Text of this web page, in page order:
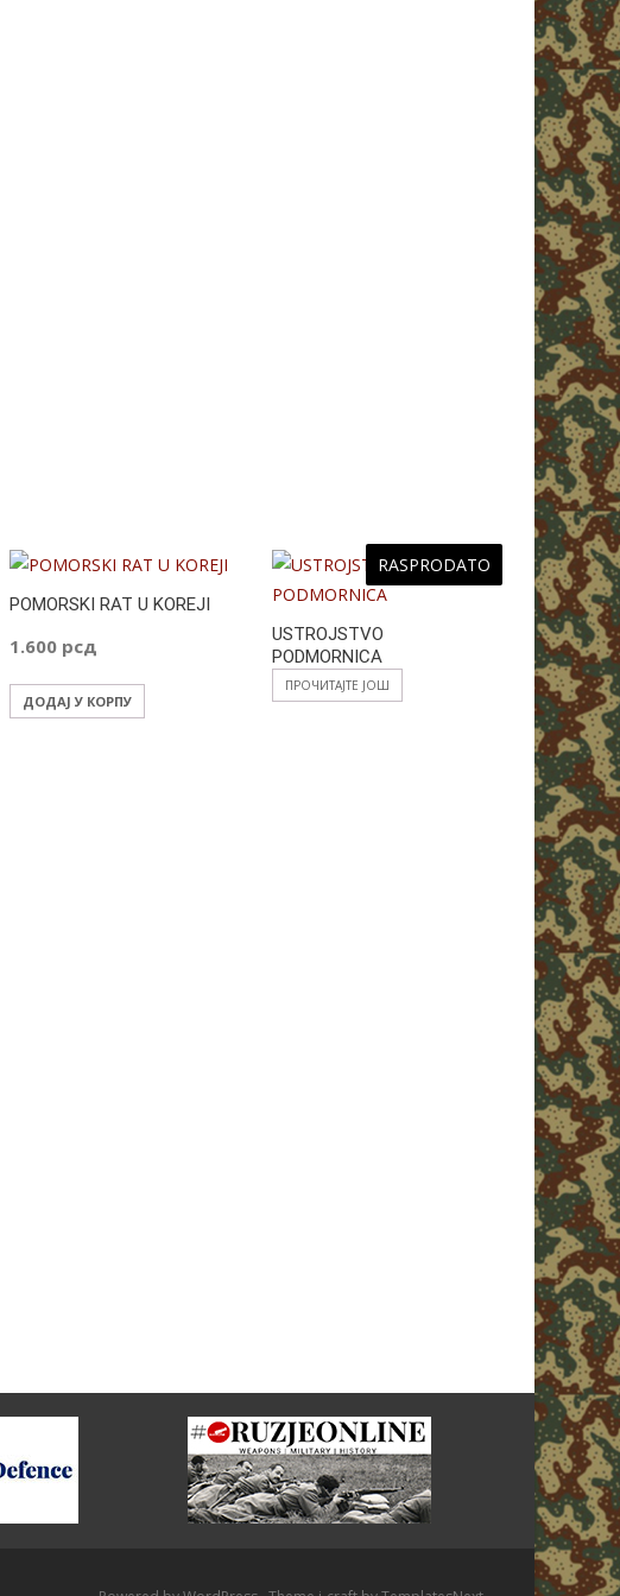
POMORSKI RAT U KOREJI
1.600 рсд
ДОДАЈ У КОРПУ
RASPRODATO
USTROJSTVO
PODMORNICA
ПРОЧИТАЈТЕ ЈОШ
THE